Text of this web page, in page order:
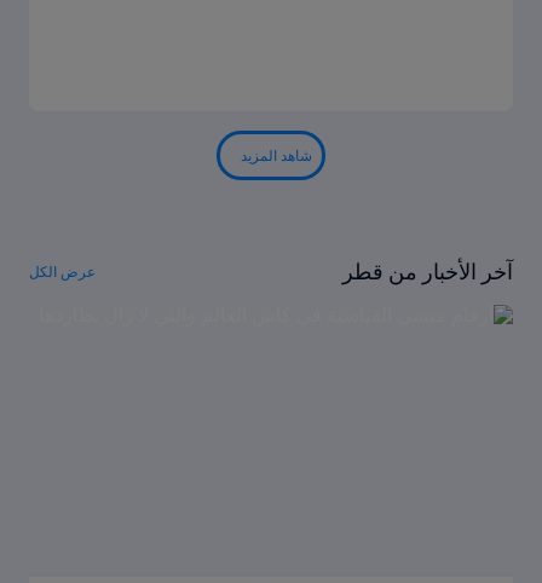
شاهد المزيد
آخر الأخبار من قطر عرض الكل